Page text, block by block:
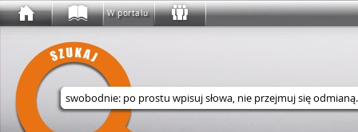
W portalu
Wyszukaj w serwisie